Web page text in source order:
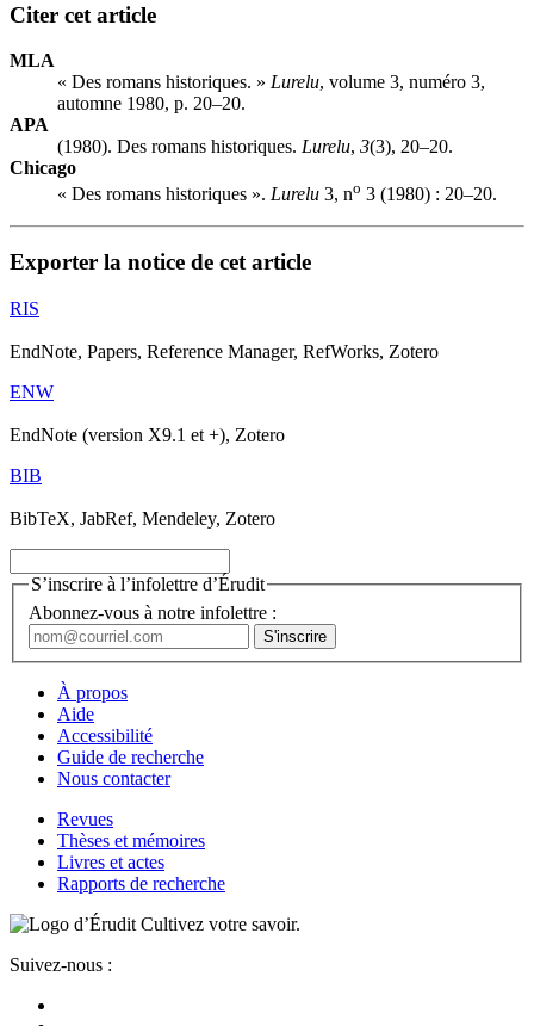
Citer cet article
MLA
« Des romans historiques. » Lurelu, volume 3, numéro 3,
automne 1980, p. 20–20.
APA
(1980). Des romans historiques. Lurelu, 3(3), 20–20.
Chicago
« Des romans historiques ». Lurelu 3, no 3 (1980) : 20–20.
Exporter la notice de cet article
RIS
EndNote, Papers, Reference Manager, RefWorks, Zotero
ENW
EndNote (version X9.1 et +), Zotero
BIB
BibTeX, JabRef, Mendeley, Zotero
S’inscrire à l’infolettre d’Érudit
Abonnez-vous à notre infolettre :
À propos
Aide
Accessibilité
Guide de recherche
Nous contacter
Revues
Thèses et mémoires
Livres et actes
Rapports de recherche
Cultivez votre savoir.
Suivez-nous :